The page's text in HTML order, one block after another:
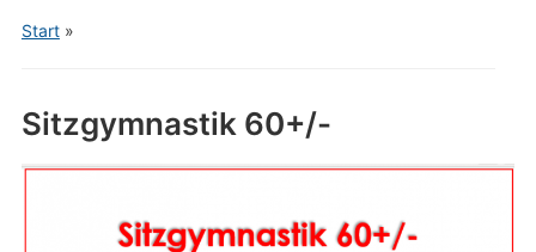
Start»
Sitzgymnastik 60+/-